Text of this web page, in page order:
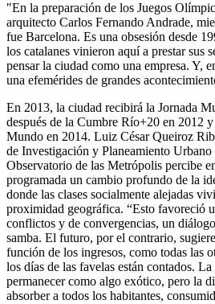
"En la preparación de los Juegos
arquitecto Carlos Fernando Andrade,
fue Barcelona. Es una obsesión desde
los catalanes vinieron aquí a prestar sus
pensar la ciudad como una empresa. Y,
una efemérides de grandes
En 2013, la ciudad recibirá la Jornada
después de la Cumbre Río+20 en 2012
Mundo en 2014. Luiz César Queiroz
de Investigación y Planeamiento
Observatorio de las Metrópolis percibe
programada un cambio profundo de la
donde las clases socialmente alejadas
proximidad geográfica. “Esto favoreció
conflictos y de convergencias, un
samba. El futuro, por el contrario,
función de los ingresos, como todas las
los días de las favelas están contados.
permanecer como algo exótico, pero la
absorber a todos los habitantes,